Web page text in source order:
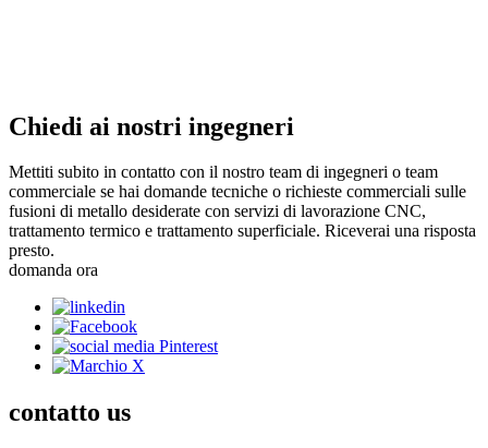
Chiedi ai nostri ingegneri
Mettiti subito in contatto con il nostro team di ingegneri o team
commerciale se hai domande tecniche o richieste commerciali sulle
fusioni di metallo desiderate con servizi di lavorazione CNC,
trattamento termico e trattamento superficiale. Riceverai una risposta
presto.
domanda ora
contatto us